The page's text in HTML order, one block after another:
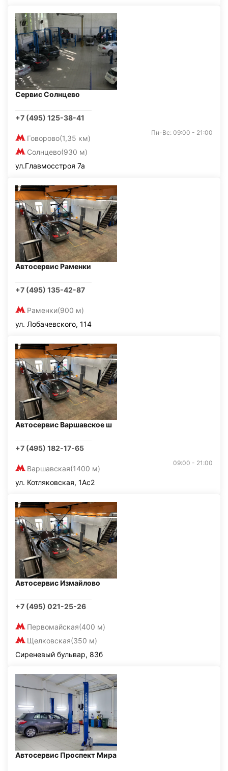
Сервис Солнцево
+7 (495) 125-38-41
Говорово(1,35 км)
Солнцево(930 м)
Пн-Вс: 09:00 - 21:00
ул.Главмосстроя 7а
Автосервис Раменки
+7 (495) 135-42-87
Раменки(900 м)
ул. Лобачевского, 114
Автосервис Варшавское ш
+7 (495) 182-17-65
Варшавская(1400 м)
09:00 - 21:00
ул. Котляковская, 1Ас2
Автосервис Измайлово
+7 (495) 021-25-26
Первомайская(400 м)
Щелковская(350 м)
Сиреневый бульвар, 83б
Автосервис Проспект Мира